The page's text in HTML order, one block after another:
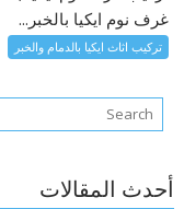
غرف نوم ايكيا بالخبر...
تركيب اثاث ايكيا بالدمام والخبر
أحدث المقالات